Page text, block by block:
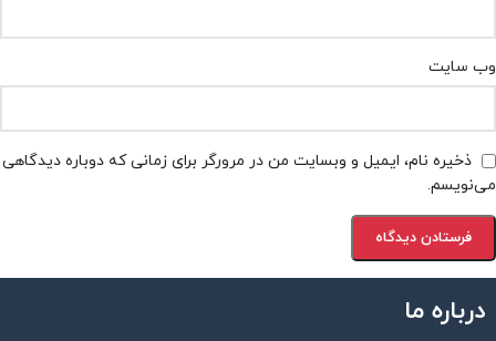
وب‌ سایت
ذخیره نام، ایمیل و وبسایت من در مرورگر برای زمانی که دوباره دیدگاهی
می‌نویسم.
درباره ما